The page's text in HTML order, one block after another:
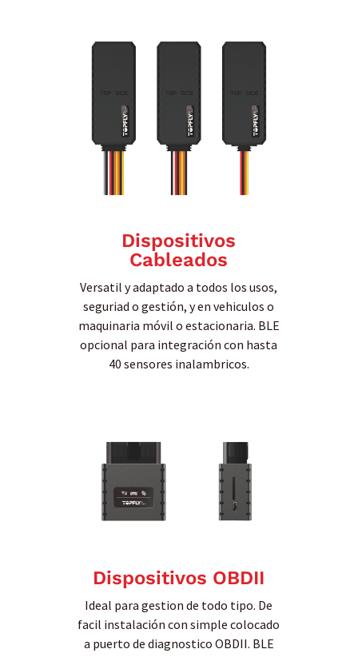
Dispositivos
Cableados
Versatil y adaptado a todos los usos,
seguriad o gestión, y en vehiculos o
maquinaria móvil o estacionaria. BLE
opcional para integración con hasta
40 sensores inalambricos.
Dispositivos OBDII
Ideal para gestion de todo tipo. De
facil instalación con simple colocado
a puerto de diagnostico OBDII. BLE